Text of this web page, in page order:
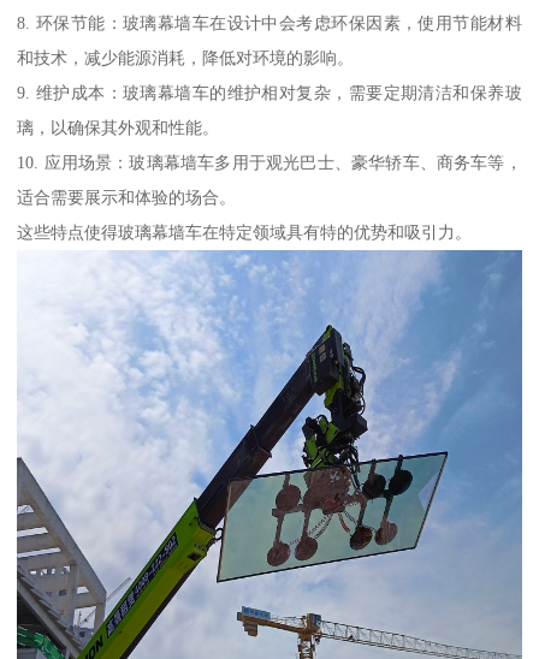
8. 环保节能：玻璃幕墙车在设计中会考虑环保因素，使用节能材料
和技术，减少能源消耗，降低对环境的影响。
9. 维护成本：玻璃幕墙车的维护相对复杂，需要定期清洁和保养玻
璃，以确保其外观和性能。
10. 应用场景：玻璃幕墙车多用于观光巴士、豪华轿车、商务车等，
适合需要展示和体验的场合。
这些特点使得玻璃幕墙车在特定领域具有特的优势和吸引力。